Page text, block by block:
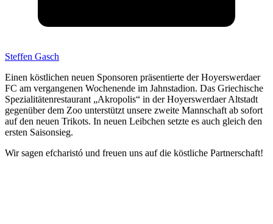
Steffen Gasch
Einen köstlichen neuen Sponsoren präsentierte der Hoyerswerdaer
FC am vergangenen Wochenende im Jahnstadion. Das Griechische
Spezialitätenrestaurant „Akropolis“ in der Hoyerswerdaer Altstadt
gegenüber dem Zoo unterstützt unsere zweite Mannschaft ab sofort
auf den neuen Trikots. In neuen Leibchen setzte es auch gleich den
ersten Saisonsieg.
Wir sagen efcharistó und freuen uns auf die köstliche Partnerschaft!